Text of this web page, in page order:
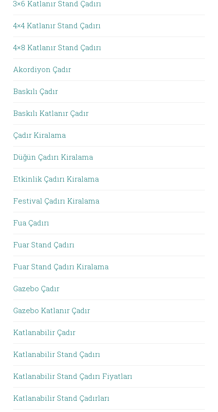
3×6 Katlanır Stand Çadırı
4×4 Katlanır Stand Çadırı
4×8 Katlanır Stand Çadırı
Akordiyon Çadır
Baskılı Çadır
Baskılı Katlanır Çadır
Çadır Kiralama
Düğün Çadırı Kiralama
Etkinlik Çadırı Kiralama
Festival Çadırı Kiralama
Fua Çadırı
Fuar Stand Çadırı
Fuar Stand Çadırı Kiralama
Gazebo Çadır
Gazebo Katlanır Çadır
Katlanabilir Çadır
Katlanabilir Stand Çadırı
Katlanabilir Stand Çadırı Fiyatları
Katlanabilir Stand Çadırları